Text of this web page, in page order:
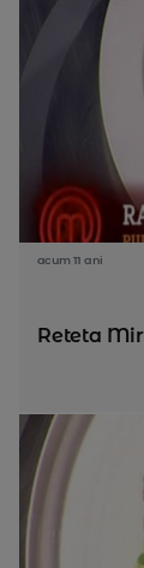
acum 11 ani
Reteta